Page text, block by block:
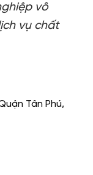
vô
vụ chất
Tân Phú,